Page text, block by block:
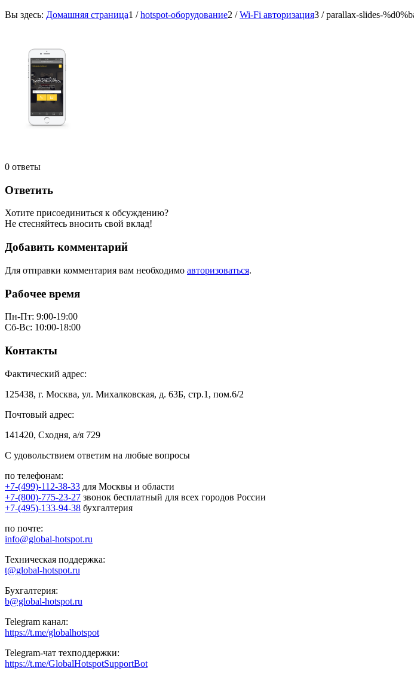
Вы здесь: Домашняя страница1 / hotspot-оборудование2 / Wi-Fi авторизация3 / parallax-slides-
0 ответы
Ответить
Хотите присоединиться к обсуждению?
Не стесняйтесь вносить свой вклад!
Добавить комментарий
Для отправки комментария вам необходимо авторизоваться.
Рабочее время
Пн-Пт: 9:00-19:00
Сб-Вс: 10:00-18:00
Контакты
Фактический адрес:
125438, г. Москва, ул. Михалковская, д. 63Б, стр.1, пом.6/2
Почтовый адрес:
141420, Сходня, а/я 729
С удовольствием ответим на любые вопросы
по телефонам:
+7-(499)-112-38-33 для Москвы и области
+7-(800)-775-23-27 звонок бесплатный для всех городов России
+7-(495)-133-94-38 бухгалтерия
по почте:
info@global-hotspot.ru
Техническая поддержка:
t@global-hotspot.ru
Бухгалтерия:
b@global-hotspot.ru
Telegram канал:
https://t.me/globalhotspot
Telegram-чат техподдержки:
https://t.me/GlobalHotspotSupportBot